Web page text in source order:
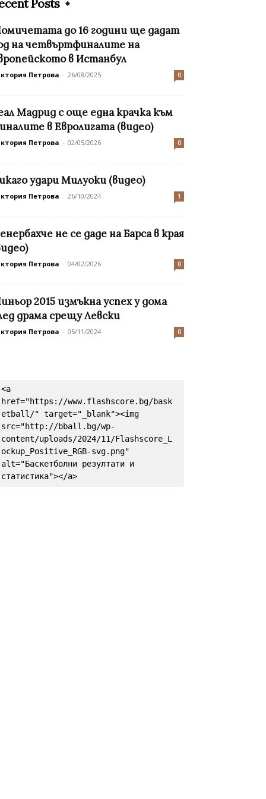
Posts
до 16 години ще дадат
на четвъртфиналите на
в Истанбул
Петрова - 26/08/2025 0
Мадрид с още една крачка към
в Евролигата (видео)
Петрова - 02/05/2026 0
удари Милуоки (видео)
Петрова - 26/10/2024 1
не се даде на Барса в края
Петрова - 04/02/2026 0
2015 измъкна успех у дома
драма срещу Левски
Петрова - 05/11/2024 0
<a
href="https://www.flashscore.bg/bask
etball/" target="_blank"><img
src="http://bball.bg/wp-
content/uploads/2024/11/Flashscore_L
ockup_Positive_RGB-svg.png"
alt="Баскетболни резултати и
статистика"></a>